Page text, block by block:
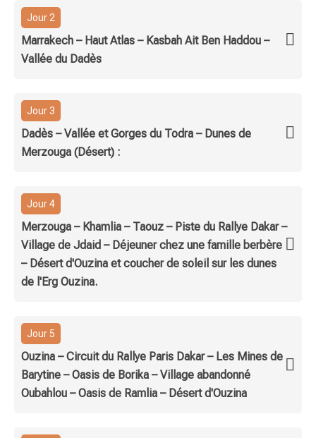
Jour 2
Marrakech – Haut Atlas – Kasbah Ait Ben Haddou –
Vallée du Dadès
Jour 3
Dadès – Vallée et Gorges du Todra – Dunes de
Merzouga (Désert) :
Jour 4
Merzouga – Khamlia – Taouz – Piste du Rallye Dakar –
Village de Jdaid – Déjeuner chez une famille berbère
– Désert d'Ouzina et coucher de soleil sur les dunes
de l'Erg Ouzina.
Jour 5
Ouzina – Circuit du Rallye Paris Dakar – Les Mines de
Barytine – Oasis de Borika – Village abandonné
Oubahlou – Oasis de Ramlia – Désert d'Ouzina